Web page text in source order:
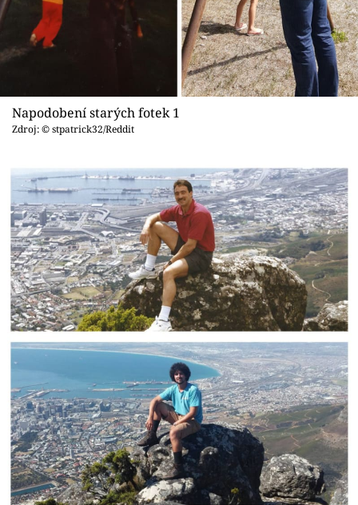
Videa
Přihlášení
Sledujte nás
Napodobení starých fotek 1
Zdroj: © stpatrick32/Reddit